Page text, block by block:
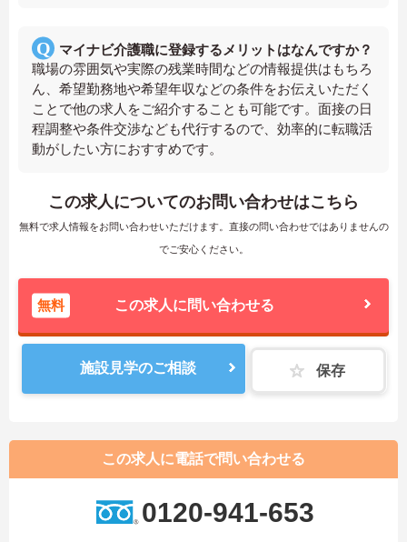
マイナビ介護職に登録するメリットはなんですか？
職場の雰囲気や実際の残業時間などの情報提供はもちろ
ん、希望勤務地や希望年収などの条件をお伝えいただく
ことで他の求人をご紹介することも可能です。面接の日
程調整や条件交渉なども代行するので、効率的に転職活
動がしたい方におすすめです。
この求人についてのお問い合わせはこちら
無料で求人情報をお問い合わせいただけます。直接の問い合わせではありませんの
でご安心ください。
無料 この求人に問い合わせる
施設見学のご相談 保存
この求人に電話で問い合わせる
0120-941-653